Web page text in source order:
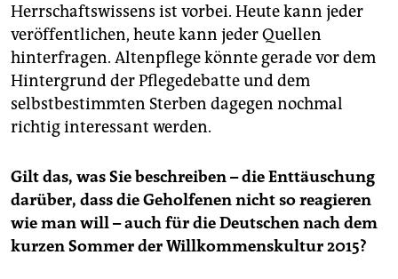
Herrschaftswissens ist vorbei. Heute kann jeder
veröffentlichen, heute kann jeder Quellen
hinterfragen. Altenpflege könnte gerade vor dem
Hintergrund der Pflegedebatte und dem
selbstbestimmten Sterben dagegen nochmal
richtig interessant werden.
Gilt das, was Sie beschreiben – die Enttäuschung
darüber, dass die Geholfenen nicht so reagieren
wie man will – auch für die Deutschen nach dem
kurzen Sommer der Willkommenskultur 2015?